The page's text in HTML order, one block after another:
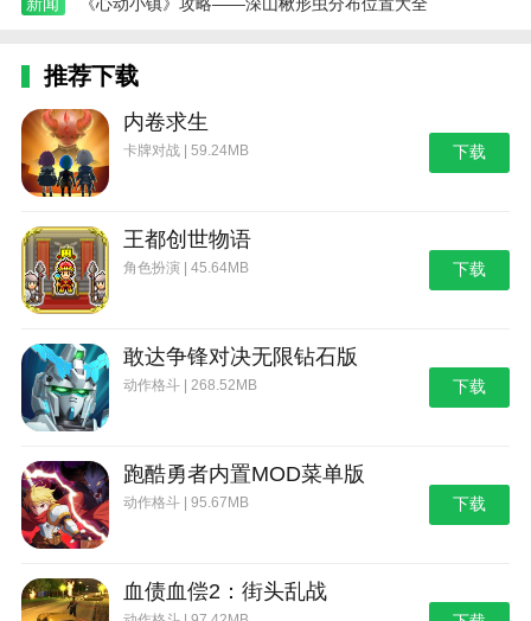
推荐下载
内卷求生
卡牌对战 | 59.24MB 下载
王都创世物语
角色扮演 | 45.64MB 下载
敢达争锋对决无限钻石版
动作格斗 | 268.52MB 下载
跑酷勇者内置MOD菜单版
动作格斗 | 95.67MB 下载
血债血偿2：街头乱战